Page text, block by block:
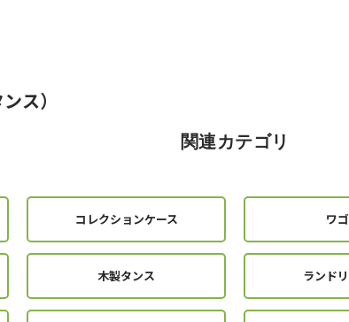
ス）
関連カテゴリ
コレクションケース ワ
木製タンス ランド